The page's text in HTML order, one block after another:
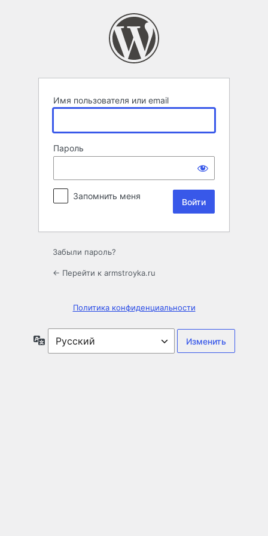
Имя пользователя или email
Пароль
Запомнить меня
Забыли пароль?
← Перейти к armstroyka.ru
Политика конфиденциальности
Язык